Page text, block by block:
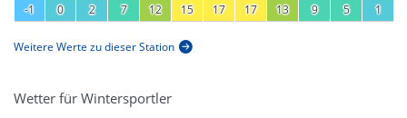
-1 0 2 7 12 15 17 17 13 9 5 1
Weitere Werte zu dieser Station
Wetter für Wintersportler